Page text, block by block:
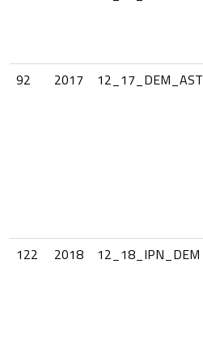
92
2017 12_17_DEM_AST
122
2018 12_18_IPN_DEM